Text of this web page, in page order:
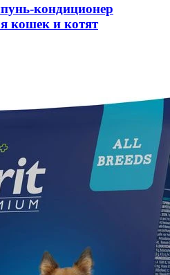
кондиционер
кошек и котят